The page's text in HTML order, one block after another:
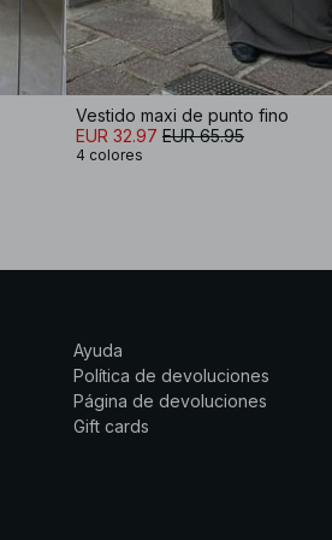
Vestido maxi de punto fino
EUR 32.97 EUR 65.95
4 colores
Ayuda
Política de devoluciones
Página de devoluciones
Gift cards